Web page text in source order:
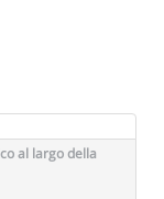
al largo della